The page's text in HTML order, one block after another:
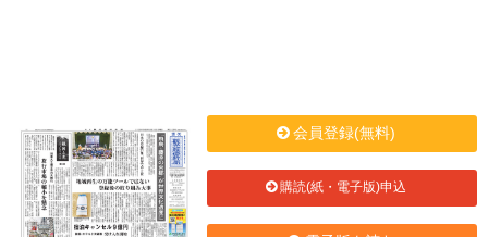
会員登録(無料)
購読(紙・電子版)申込